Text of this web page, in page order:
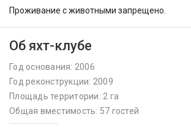
Проживание с животными запрещено.
Об яхт-клубе
Год основания: 2006
Год реконструкции: 2009
Площадь территории: 2 га
Общая вместимость: 57 гостей